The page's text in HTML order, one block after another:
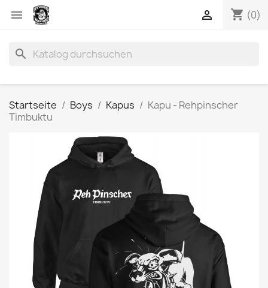
 shopping_cart (0)

search
Startseite Boys Kapus
Kapu - Rehpinscher
Timbuktu